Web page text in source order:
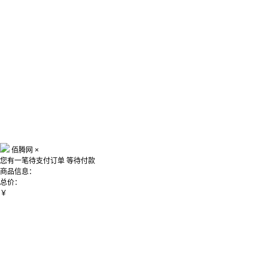
佰腾网 ×
您有一笔待支付订单 等待付款
商品信息：
总价：
￥